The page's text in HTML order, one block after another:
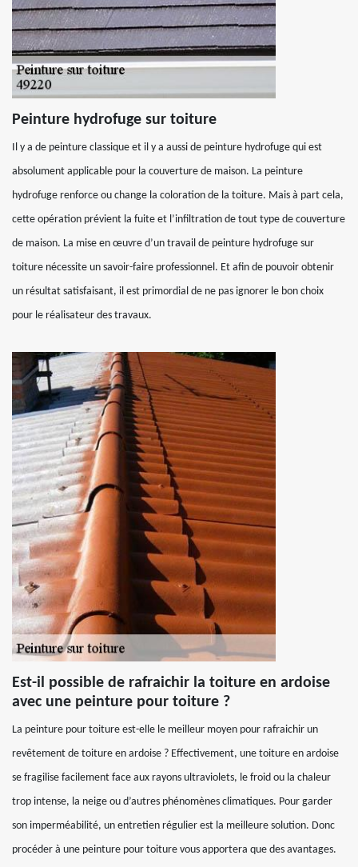
Peinture hydrofuge sur toiture
Il y a de peinture classique et il y a aussi de peinture hydrofuge qui est
absolument applicable pour la couverture de maison. La peinture
hydrofuge renforce ou change la coloration de la toiture. Mais à part cela,
cette opération prévient la fuite et l’infiltration de tout type de couverture
de maison. La mise en œuvre d’un travail de peinture hydrofuge sur
toiture nécessite un savoir-faire professionnel. Et afin de pouvoir obtenir
un résultat satisfaisant, il est primordial de ne pas ignorer le bon choix
pour le réalisateur des travaux.
Est-il possible de rafraichir la toiture en ardoise
avec une peinture pour toiture ?
La peinture pour toiture est-elle le meilleur moyen pour rafraichir un
revêtement de toiture en ardoise ? Effectivement, une toiture en ardoise
se fragilise facilement face aux rayons ultraviolets, le froid ou la chaleur
trop intense, la neige ou d’autres phénomènes climatiques. Pour garder
son imperméabilité, un entretien régulier est la meilleure solution. Donc
procéder à une peinture pour toiture vous apportera que des avantages.